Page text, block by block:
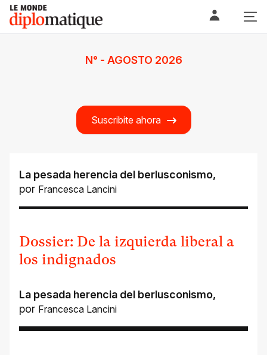
Skip
content
Le monde diplomatique
N° - AGOSTO 2026
Suscribite ahora
La pesada herencia del berlusconismo,
por Francesca Lancini
Dossier: De la izquierda liberal a
los indignados
La pesada herencia del berlusconismo,
por Francesca Lancini